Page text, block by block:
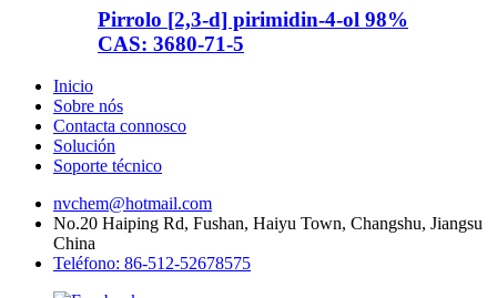
Pirrolo [2,3-d] pirimidin-4-ol 98%
CAS: 3680-71-5
Inicio
Sobre nós
Contacta connosco
Solución
Soporte técnico
nvchem@hotmail.com
No.20 Haiping Rd, Fushan, Haiyu Town, Changshu, Jiangsu
China
Teléfono: 86-512-52678575